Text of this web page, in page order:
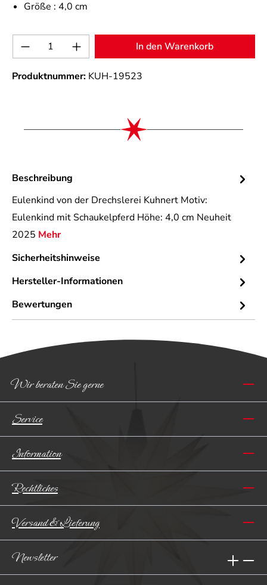
Größe : 4,0 cm
Produkt Anzahl: Gib den gewünschten
In den Warenkorb
Produktnummer: KUH-19523
Beschreibung
Eulenkind von der Drechslerei Kuhnert Motiv:
Eulenkind mit Schaukelpferd Höhe: 4,0 cm Neuheit
2025 Mehr
Sicherheitshinweise
Hersteller-Informationen
Bewertungen
Wir beraten Sie gerne
Service
Information
Rechtliches
Versand & Lieferung
Newsletter